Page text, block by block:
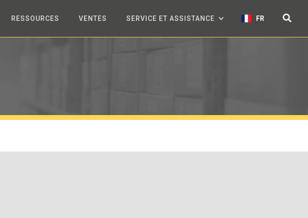
RESSOURCES VENTES SERVICE ET ASSISTANCE FR